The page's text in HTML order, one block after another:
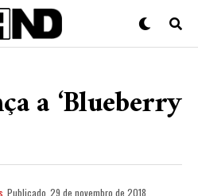
a ‘Blueberry
Publicado 29 de novembro de 2018